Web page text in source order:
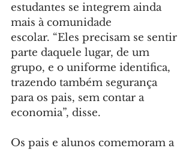
estudantes se integrem ainda
mais à comunidade
escolar. “Eles precisam se sentir
parte daquele lugar, de um
grupo, e o uniforme identifica,
trazendo também segurança
para os pais, sem contar a
economia”, disse.
Os pais e alunos comemoram a